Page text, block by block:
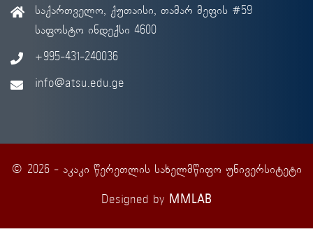
საქართველო, ქუთაისი, თამარ მეფის #59
საფოსტო ინდექსი 4600
+995-431-240036
info@atsu.edu.ge
© 2026 - აკაკი წერეთლის სახელმწიფო უნივერსიტეტი
Designed by MMLAB